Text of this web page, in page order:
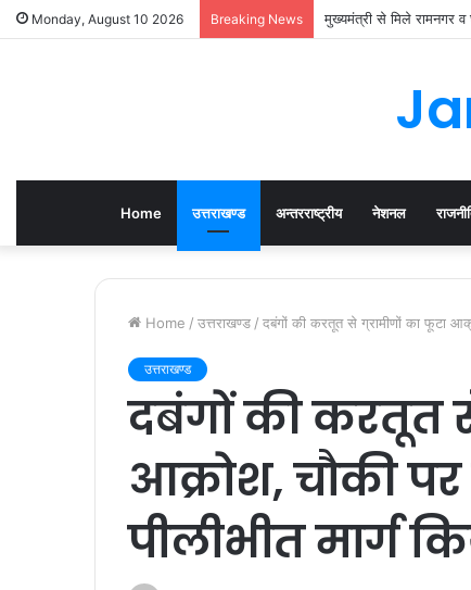
Monday, August 10 2026 Breaking News मुख्यमंत्री से मिले रामनगर व
Home उत्तराखण्ड अन्तरराष्ट्रीय नेशनल
Home / उत्तराखण्ड / दबंगों की करतूत से ग्रामीणों का फूटा
उत्तराखण्ड
दबंगों की करतूत
आक्रोश, चौकी
पीलीभीत मार्ग